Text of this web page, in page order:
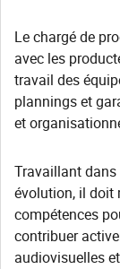
Le chargé de
avec les
travail des
plannings et
et
Travaillant
évolution, il doit
compétences
contribuer
audiovisuelles